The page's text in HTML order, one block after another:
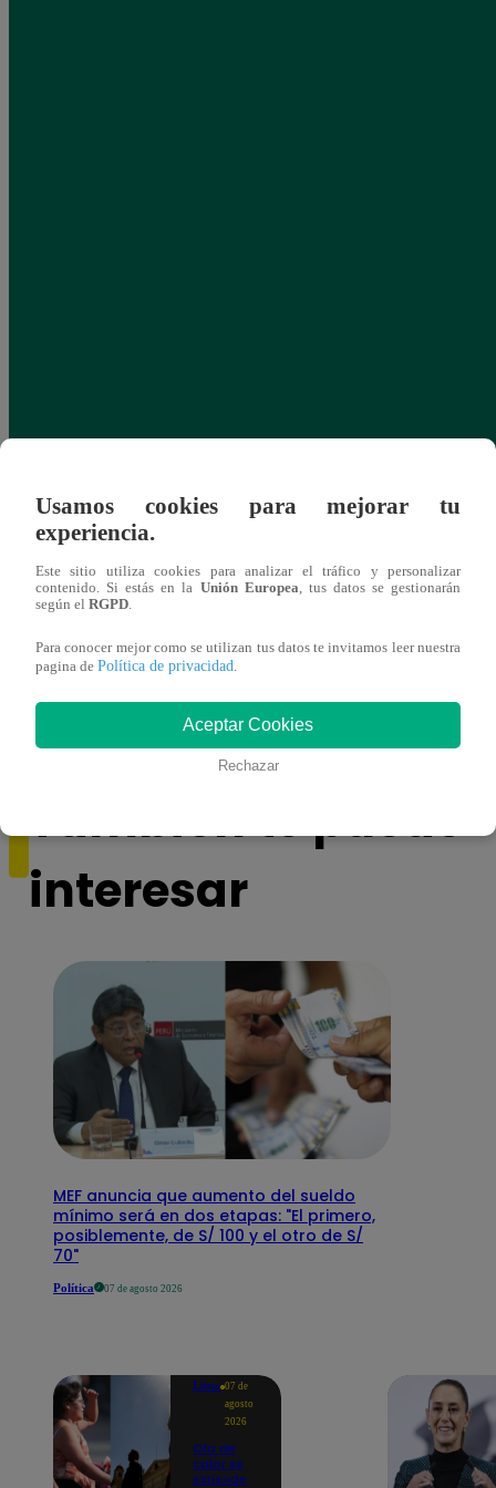
Sofía Franco ocasiona triple choque en
estado de ebriedad
También te puede
interesar
MEF anuncia que aumento del sueldo
mínimo será en dos etapas: "El primero,
posiblemente, de S/ 100 y el otro de S/
70"
Política 07 de agosto 2026
Lima 07 de
agosto
2026
Ola de
calor se
extiende
Usamos cookies para mejorar tu
experiencia.
Este sitio utiliza cookies para analizar el tráfico y personalizar
contenido. Si estás en la Unión Europea, tus datos se gestionarán
según el RGPD.
Para conocer mejor como se utilizan tus datos te invitamos leer nuestra
pagina de Política de privacidad.
Aceptar Cookies
Rechazar